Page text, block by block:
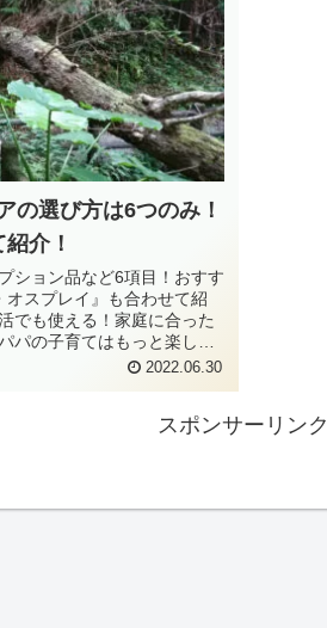
の選び方は6つのみ！
介！
ション品など6項目！おすす
スプレイ』も合わせて紹
でも使える！家庭に合った
パの子育てはもっと楽し
2022.06.30
スポンサーリンク